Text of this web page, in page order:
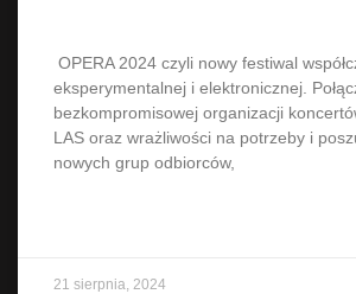
OPERA 2024 czyli nowy festiwal
eksperymentalnej i elektronicznej.
bezkompromisowej organizacji
LAS oraz wrażliwości na potrzeby i
nowych grup odbiorców,
21 sierpnia, 2024